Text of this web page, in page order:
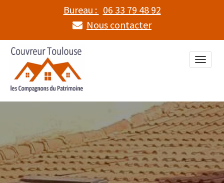
Bureau : 06 33 79 48 92
Nous contacter
Toggle